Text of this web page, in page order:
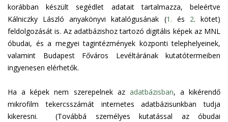
korábban készült segédlet adatait tartalmazza, beleértve
Kálniczky László anyakönyvi katalógusának (1. és 2. kötet)
feldolgozását is. Az adatbázishoz tartozó digitális képek az MNL
óbudai, és a megyei tagintézmények központi telephelyeinek,
valamint Budapest Főváros Levéltárának kutatótermeiben
ingyenesen elérhetők.
Ha a képek nem szerepelnek az adatbázisban, a kikérendő
mikrofilm tekercsszámát internetes adatbázisunkban tudja
kikeresni. (Továbbá személyes kutatással az óbudai